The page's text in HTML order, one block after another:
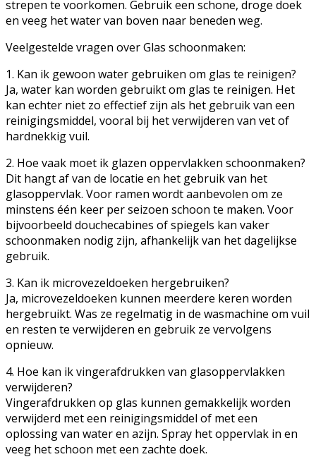
strepen te voorkomen. Gebruik een schone, droge doek
en veeg het water van boven naar beneden weg.
Veelgestelde vragen over Glas schoonmaken:
1. Kan ik gewoon water gebruiken om glas te reinigen?
Ja, water kan worden gebruikt om glas te reinigen. Het
kan echter niet zo effectief zijn als het gebruik van een
reinigingsmiddel, vooral bij het verwijderen van vet of
hardnekkig vuil.
2. Hoe vaak moet ik glazen oppervlakken schoonmaken?
Dit hangt af van de locatie en het gebruik van het
glasoppervlak. Voor ramen wordt aanbevolen om ze
minstens één keer per seizoen schoon te maken. Voor
bijvoorbeeld douchecabines of spiegels kan vaker
schoonmaken nodig zijn, afhankelijk van het dagelijkse
gebruik.
3. Kan ik microvezeldoeken hergebruiken?
Ja, microvezeldoeken kunnen meerdere keren worden
hergebruikt. Was ze regelmatig in de wasmachine om vuil
en resten te verwijderen en gebruik ze vervolgens
opnieuw.
4. Hoe kan ik vingerafdrukken van glasoppervlakken
verwijderen?
Vingerafdrukken op glas kunnen gemakkelijk worden
verwijderd met een reinigingsmiddel of met een
oplossing van water en azijn. Spray het oppervlak in en
veeg het schoon met een zachte doek.